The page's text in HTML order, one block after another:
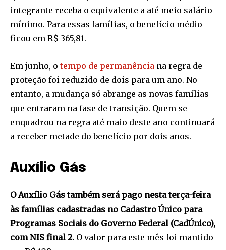
integrante receba o equivalente a até meio salário
mínimo. Para essas famílias, o benefício médio
ficou em R$ 365,81.
Em junho, otempo de permanência na regra de
proteção foi reduzido de dois para um ano. No
entanto, a mudança só abrange as novas famílias
que entraram na fase de transição. Quem se
enquadrou na regra até maio deste ano continuará
a receber metade do benefício por dois anos.
Auxílio Gás
O Auxílio Gás também será pago nesta terça-feira
às famílias cadastradas no Cadastro Único para
Programas Sociais do Governo Federal (CadÚnico),
com NIS final 2. O valor para este mês foi mantido